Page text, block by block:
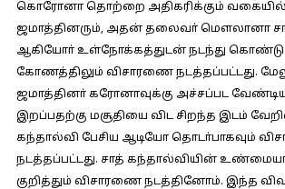
கொரோனா தொற்றை அதிகரிக்கும்
ஜமாத்தினரும், அதன் தலைவா் மெளலானா
ஆகியோா் உள்நோக்கத்துடன் நடந்து
கோணத்திலும் விசாரணை நடத்தப்பட்டது.
ஜமாத்தினா் கரோனாவுக்கு அச்சப்பட
இறப்பதற்கு மசூதியை விட சிறந்த இடம்
கந்தால்வி பேசிய ஆடியோ தொடா்பாகவும்
நடத்தப்பட்டது. சாத் கந்தால்வியின்
குறித்தும் விசாரணை நடத்தினோம். இந்த